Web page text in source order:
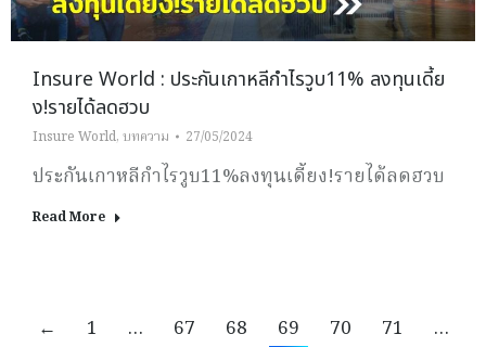
Insure World : ประกันเกาหลีกำไรวูบ11% ลงทุนเดี้ย
ง!รายได้ลดฮวบ
Insure World, บทความ 27/05/2024
ประกันเกาหลีกำไรวูบ11%ลงทุนเดี้ยง!รายได้ลดฮวบ
Read More
← 1 … 67 68 69 70 71
…